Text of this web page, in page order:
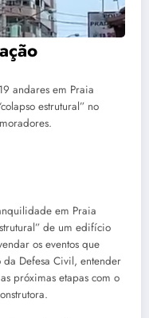
andares em Praia
estrutural” no
em Praia
de um edifício
os eventos que
da Defesa Civil, entender
próximas etapas com o